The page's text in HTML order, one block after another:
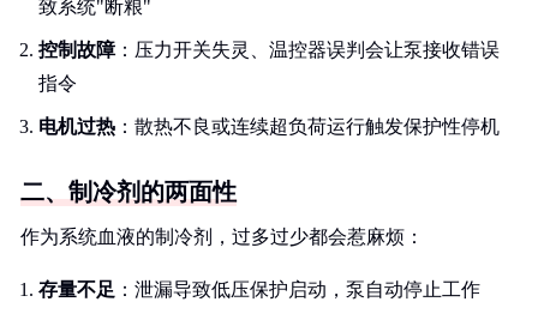
致系统"断粮"
控制故障：压力开关失灵、温控器误判会让泵接收错误
指令
电机过热 ：散热不良或连续超负荷运行触发保护性停机
二、制冷剂的两面性
作为系统血液的制冷剂，过多过少都会惹麻烦：
存量不足 ：泄漏导致低压保护启动，泵自动停止工作